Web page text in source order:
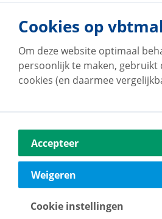
Naar vestiging
Vestdijk 180
5611 CZ Eindhoven
040-2696949
Cookies op
Om deze website optimaal
persoonlijk te maken, gebruikt
cookies (en daarmee
Accepteer
Weigeren
Cookie instellingen